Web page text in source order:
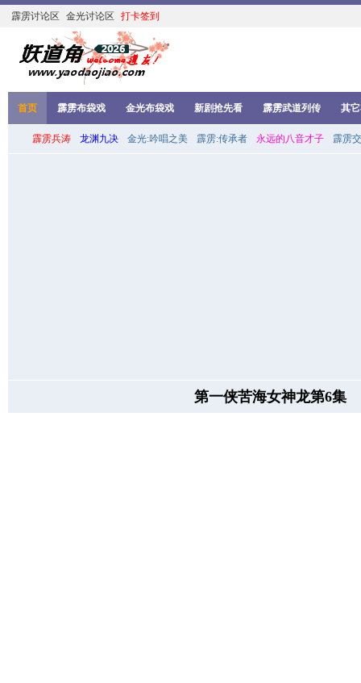
霹雳讨论区 金光讨论区 打卡签到
首页 霹雳布袋戏 金光布袋戏 新剧抢先看 霹雳武道列传 其
霹雳兵涛 龙渊九决 金光:吟唱之美 霹雳:传承者 永远的八音才子 霹雳
第一侠苦海女神龙第6集